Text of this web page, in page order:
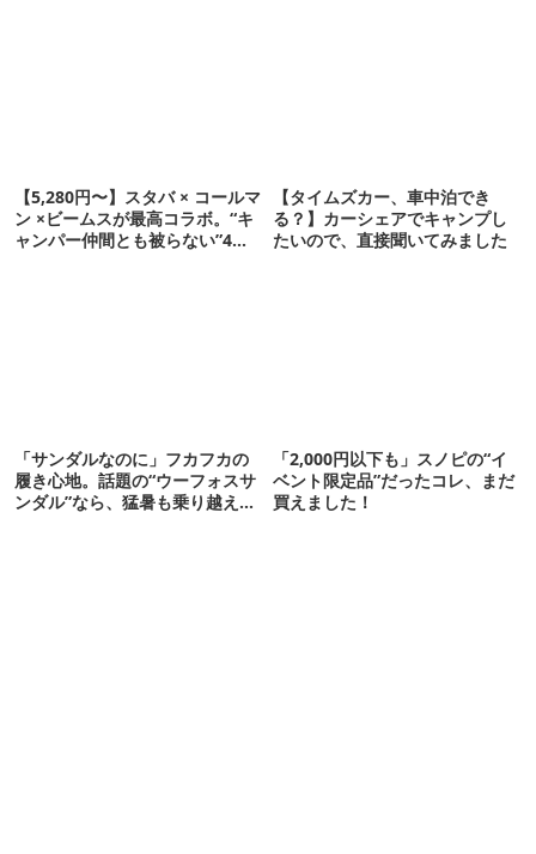
【5,280円〜】スタバ × コールマ
ン ×ビームスが最高コラボ。“キ
ャンパー仲間とも被らない”4ア
【タイムズカー、車中泊でき
る？】カーシェアでキャンプし
たいので、直接聞いてみました
「サンダルなのに」フカフカの
履き心地。話題の“ウーフォスサ
ンダル”なら、猛暑も乗り越えら
「2,000円以下も」スノピの“イ
ベント限定品”だったコレ、まだ
買えました！